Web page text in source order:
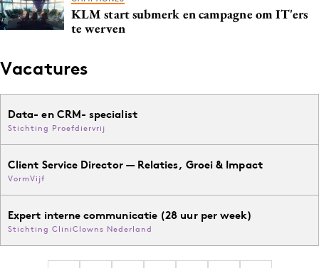
KLM start submerk en campagne om IT'ers
te werven
Vacatures
Data- en CRM- specialist
Stichting Proefdiervrij
Client Service Director — Relaties, Groei & Impact
VormVijf
Expert interne communicatie (28 uur per week)
Stichting CliniClowns Nederland